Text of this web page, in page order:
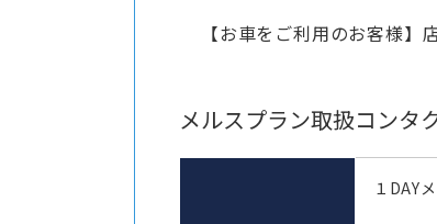
【お車をご利用のお客様】
メルスプラン取扱コンタ
１DAY